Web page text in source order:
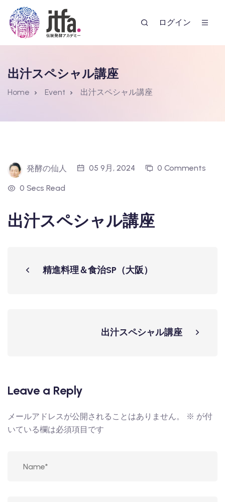
ログイン
出汁スペシャル講座
Home Event 出汁スペシャル講座
発酵の仙人 05 9月, 2024 0 Comments
0 Secs Read
出汁スペシャル講座
精進料理＆食治SP（大阪）
出汁スペシャル講座
Leave a Reply
メールアドレスが公開されることはありません。 ※ が付
いている欄は必須項目です